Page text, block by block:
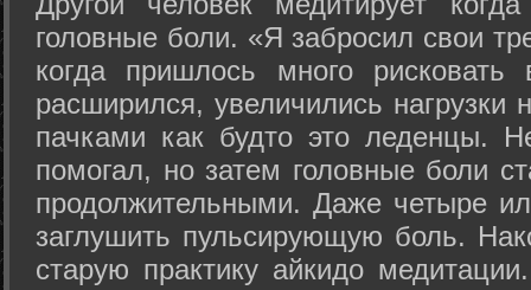
головные боли. «Я забросил свои
когда пришлось много
расширился, увеличились нагрузки
пачками как будто это леденцы.
помогал, но затем головные боли
продолжительными. Даже четыре
заглушить пульсирующую боль.
старую практику айкидо